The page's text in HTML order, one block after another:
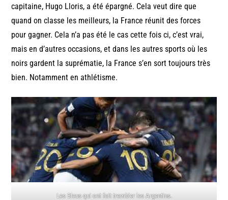
capitaine, Hugo Lloris, a été épargné. Cela veut dire que
quand on classe les meilleurs, la France réunit des forces
pour gagner. Cela n’a pas été le cas cette fois ci, c’est vrai,
mais en d’autres occasions, et dans les autres sports où les
noirs gardent la suprématie, la France s’en sort toujours très
bien. Notamment en athlétisme.
Les Bleus qui ont fait trembler les Argentins.